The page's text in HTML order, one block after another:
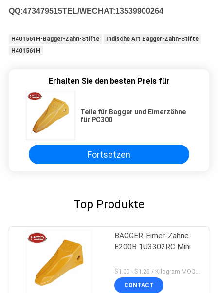
QQ:473479515TEL/WECHAT:13539900264
H401561H-Bagger-Zahn-Stifte
Indische Art Bagger-Zahn-Stifte
H401561H
Erhalten Sie den besten Preis für
Teile für Bagger und Eimerzähne
für PC300
Fortsetzen
Top Produkte
BAGGER-Eimer-Zähne
E200B 1U3302RC Mini
$1.00 - $1.20 / Kilogram MOQ:100 Kilogramm/Kilogramm
CONTACT